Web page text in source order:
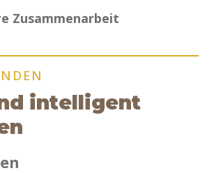
Zusammenarbeit
intelligent